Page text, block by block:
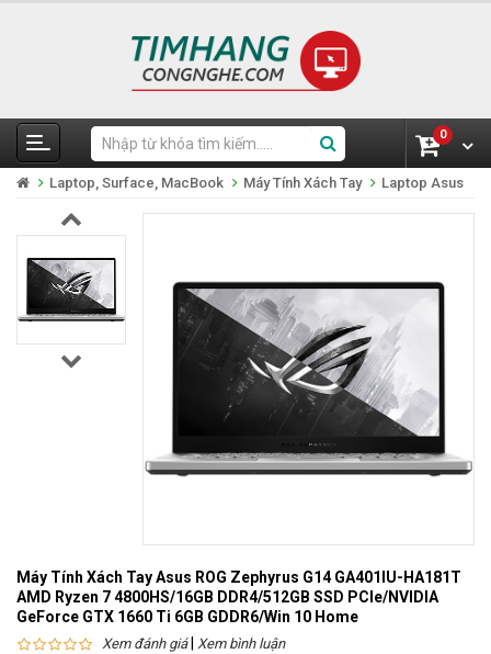
0
Laptop, Surface, MacBook Máy Tính Xách Tay Laptop Asus
Máy Tính Xách Tay Asus ROG Zephyrus G14 GA401IU-HA181T
AMD Ryzen 7 4800HS/16GB DDR4/512GB SSD PCIe/NVIDIA
GeForce GTX 1660 Ti 6GB GDDR6/Win 10 Home
Xem đánh giá| Xem bình luận